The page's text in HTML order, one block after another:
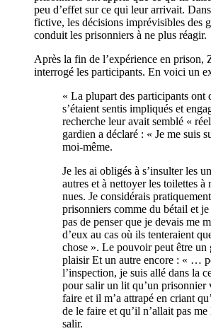
peu d’effet sur ce qui leur arrivait.
fictive, les décisions imprévisibles des
conduit les prisonniers à ne plus réagir.
Après la fin de l’expérience en prison,
interrogé les participants. En voici un
« La plupart des participants ont
s’étaient sentis impliqués et
recherche leur avait semblé «
gardien a déclaré : « Je me suis
moi-même.
Je les ai obligés à s’insulter les
autres et à nettoyer les toilettes à
nues. Je considérais
prisonniers comme du bétail et je
pas de penser que je devais me
d’eux au cas où ils tenteraient
chose ». Le pouvoir peut être un
plaisir Et un autre encore : « …
l’inspection, je suis allé dans la
pour salir un lit qu’un prisonnier
faire et il m’a attrapé en criant
de le faire et qu’il n’allait pas me
salir.